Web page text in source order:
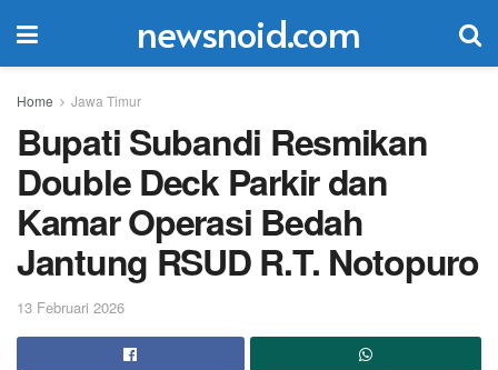
newsnoid.com
Home Jawa Timur
Bupati Subandi Resmikan
Double Deck Parkir dan
Kamar Operasi Bedah
Jantung RSUD R.T. Notopuro
13 Februari 2026